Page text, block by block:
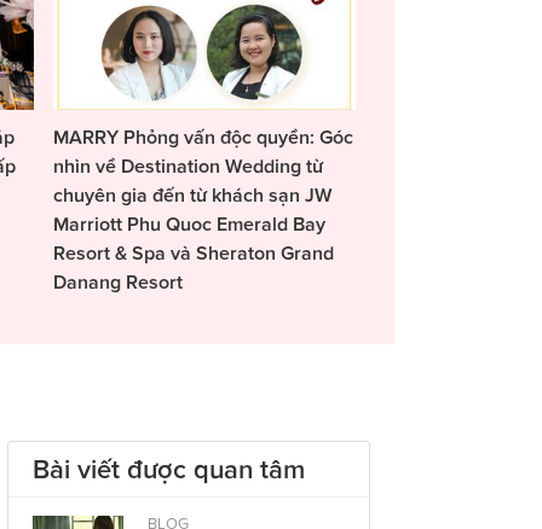
MARRY Phỏng vấn độc quyền: Góc
nhìn về Destination Wedding từ
chuyên gia đến từ khách sạn JW
Marriott Phu Quoc Emerald Bay
Resort & Spa và Sheraton Grand
Danang Resort
Bài viết được quan tâm
BLOG